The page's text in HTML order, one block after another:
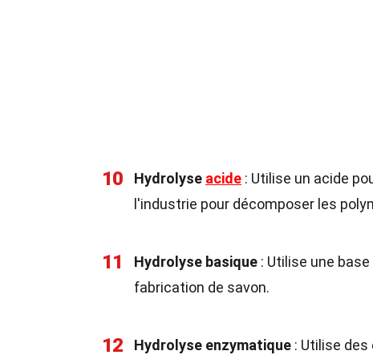
10 Hydrolyse acide : Utilise un acide
l'industrie pour décomposer les
11 Hydrolyse basique : Utilise une
fabrication de savon.
12 Hydrolyse enzymatique : Utilise